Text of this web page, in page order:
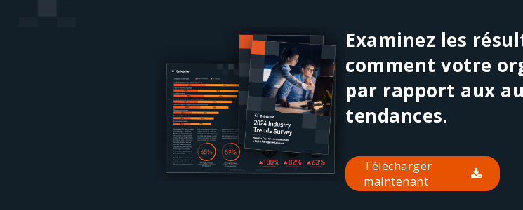
Examinez les
comment votre
par rapport aux
tendances.
Télécharger
maintenant